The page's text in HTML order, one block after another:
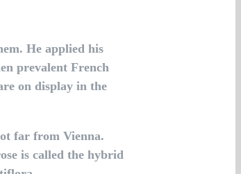
He applied his
prevalent French
on display in the
far from Vienna.
is called the hybrid